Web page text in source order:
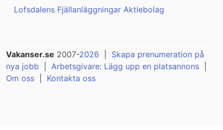
Lofsdalens Fjällanläggningar Aktiebolag
Vakanser.se 2007-2026
Skapa prenumeration på
nya jobb
Arbetsgivare: Lägg upp en platsannons
Om oss
Kontakta oss